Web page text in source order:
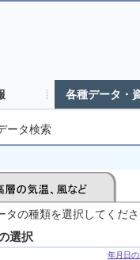
各種データ・
ータ検索
タの種類を選択してくだ
選択
年月日